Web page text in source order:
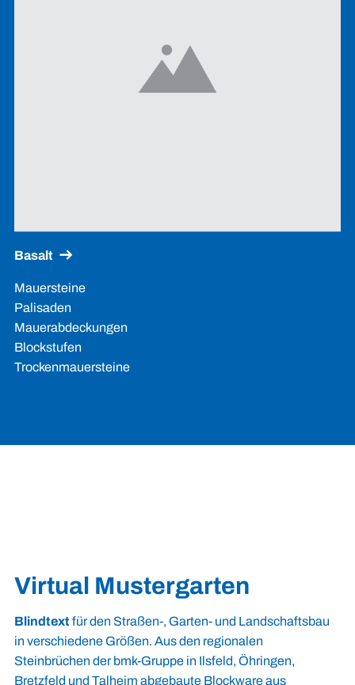
Basalt
Mauersteine
Palisaden
Mauerabdeckungen
Blockstufen
Trockenmauersteine
Virtual Mustergarten
Blindtextfür den Straßen-, Garten- und Landschaftsbau
in verschiedene Größen. Aus den regionalen
Steinbrüchen der bmk-Gruppe in Ilsfeld, Öhringen,
Bretzfeld und Talheim abgebaute Blockware aus